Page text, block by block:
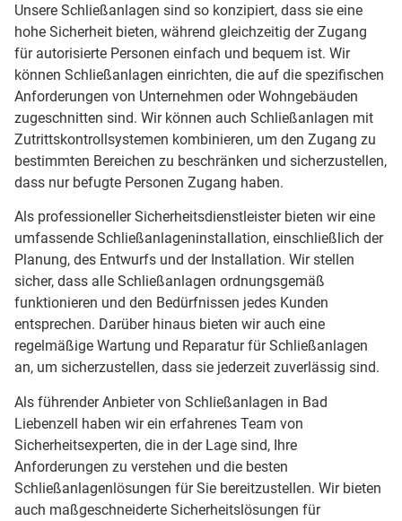
Unsere Schließanlagen sind so konzipiert, dass sie eine
hohe Sicherheit bieten, während gleichzeitig der Zugang
für autorisierte Personen einfach und bequem ist. Wir
können Schließanlagen einrichten, die auf die spezifischen
Anforderungen von Unternehmen oder Wohngebäuden
zugeschnitten sind. Wir können auch Schließanlagen mit
Zutrittskontrollsystemen kombinieren, um den Zugang zu
bestimmten Bereichen zu beschränken und sicherzustellen,
dass nur befugte Personen Zugang haben.
Als professioneller Sicherheitsdienstleister bieten wir eine
umfassende Schließanlageninstallation, einschließlich der
Planung, des Entwurfs und der Installation. Wir stellen
sicher, dass alle Schließanlagen ordnungsgemäß
funktionieren und den Bedürfnissen jedes Kunden
entsprechen. Darüber hinaus bieten wir auch eine
regelmäßige Wartung und Reparatur für Schließanlagen
an, um sicherzustellen, dass sie jederzeit zuverlässig sind.
Als führender Anbieter von Schließanlagen in Bad
Liebenzell haben wir ein erfahrenes Team von
Sicherheitsexperten, die in der Lage sind, Ihre
Anforderungen zu verstehen und die besten
Schließanlagenlösungen für Sie bereitzustellen. Wir bieten
auch maßgeschneiderte Sicherheitslösungen für